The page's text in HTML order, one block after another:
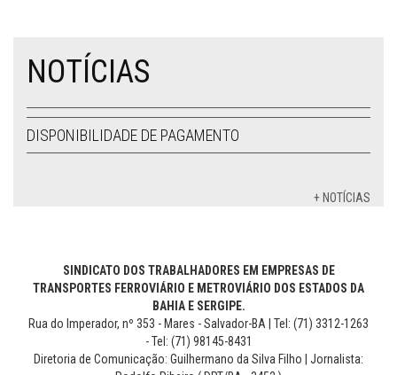
NOTÍCIAS
DISPONIBILIDADE DE PAGAMENTO
+ NOTÍCIAS
SINDICATO DOS TRABALHADORES EM EMPRESAS DE
TRANSPORTES FERROVIÁRIO E METROVIÁRIO DOS ESTADOS DA
BAHIA E SERGIPE.
Rua do Imperador, nº 353 - Mares - Salvador-BA | Tel: (71) 3312-1263
- Tel: (71) 98145-8431
Diretoria de Comunicação: Guilhermano da Silva Filho | Jornalista: